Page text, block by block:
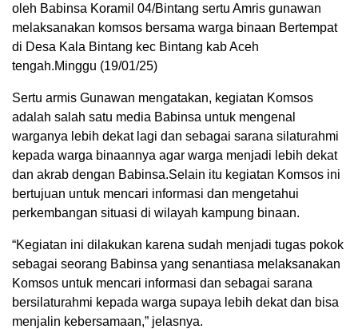
oleh Babinsa Koramil 04/Bintang sertu Amris gunawan
melaksanakan komsos bersama warga binaan Bertempat
di Desa Kala Bintang kec Bintang kab Aceh
tengah.Minggu (19/01/25)
Sertu armis Gunawan mengatakan, kegiatan Komsos
adalah salah satu media Babinsa untuk mengenal
warganya lebih dekat lagi dan sebagai sarana silaturahmi
kepada warga binaannya agar warga menjadi lebih dekat
dan akrab dengan Babinsa.Selain itu kegiatan Komsos ini
bertujuan untuk mencari informasi dan mengetahui
perkembangan situasi di wilayah kampung binaan.
“Kegiatan ini dilakukan karena sudah menjadi tugas pokok
sebagai seorang Babinsa yang senantiasa melaksanakan
Komsos untuk mencari informasi dan sebagai sarana
bersilaturahmi kepada warga supaya lebih dekat dan bisa
menjalin kebersamaan,” jelasnya.